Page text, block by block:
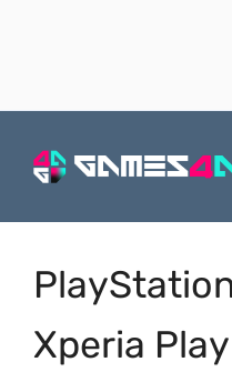
Xperia